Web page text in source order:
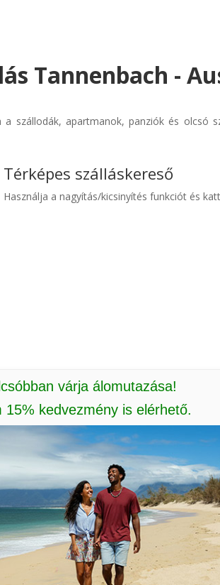
Tannenbach -
a szállodák, apartmanok, panziók és olcsó
Térképes szálláskereső
Használja a nagyítás/kicsinyítés funkciót és
várja álomutazása!
kedvezmény is elérhető.